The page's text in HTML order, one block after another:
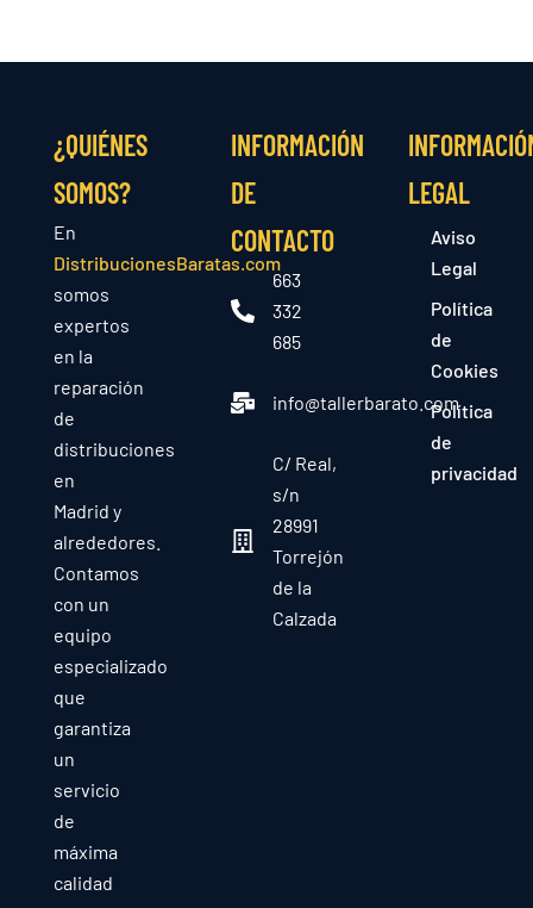
¿QUIÉNES
SOMOS?
En
DistribucionesBaratas.com
somos
expertos
en la
reparación
de
distribuciones
en
Madrid y
alrededores.
Contamos
con un
equipo
especializado
que
garantiza
un
servicio
de
máxima
calidad
INFORMACIÓN
DE
CONTACTO
663
332
685
info@tallerbarato.com
C/ Real,
s/n
28991
Torrejón
de la
Calzada
LEGAL
Aviso
Legal
Política
de
Cookies
Política
de
privacidad